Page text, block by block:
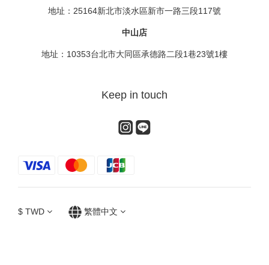
地址：25164新北市淡水區新市一路三段117號
中山店
地址：10353台北市大同區承德路二段1巷23號1樓
Keep in touch
$ TWD 繁體中文